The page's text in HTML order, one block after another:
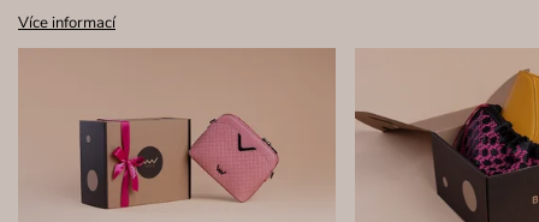
Více informací